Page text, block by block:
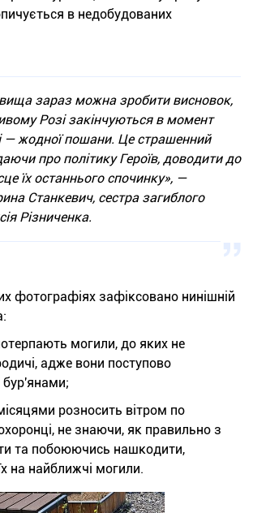
в недобудованих
зараз можна зробити висновок,
Розі закінчуються в момент
— жодної пошани. Це страшенний
про політику Героїв, доводити до
їх останнього спочинку», —
Станкевич, сестра загиблого
Різниченка.
фотографіях зафіксовано нинішній
могили, до яких не
адже вони поступово
розносить вітром по
охоронці, не знаючи, як правильно з
та побоюючись нашкодити,
на найближчі могили.